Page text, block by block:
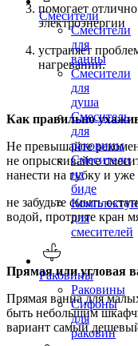
Смесители
Смесители
для
ванны
Смесители
для
душа
Смеситель
для
раковины
Смесители
на
биде
для
смесителей
Раковины
Раковины
Сифоны
для
раковин
помогает
электроэнергии
устраняет
нагревании.
Как правильно
Не превышайте
не опрыскивайте
нанести на губку и
не забудьте смыть
водой, протрите кран
Прямая или угловая
Прямая ванна для
быть небольшим
вариант самый